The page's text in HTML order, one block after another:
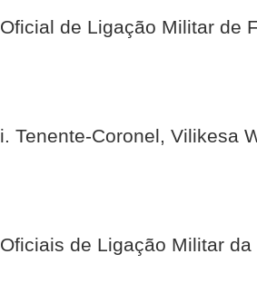
Oficial de Ligação Militar de
i. Tenente-Coronel, Vilikesa
Oficiais de Ligação Militar